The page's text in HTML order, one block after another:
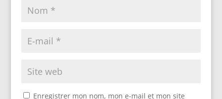
Enregistrer mon nom, mon e-mail et mon site